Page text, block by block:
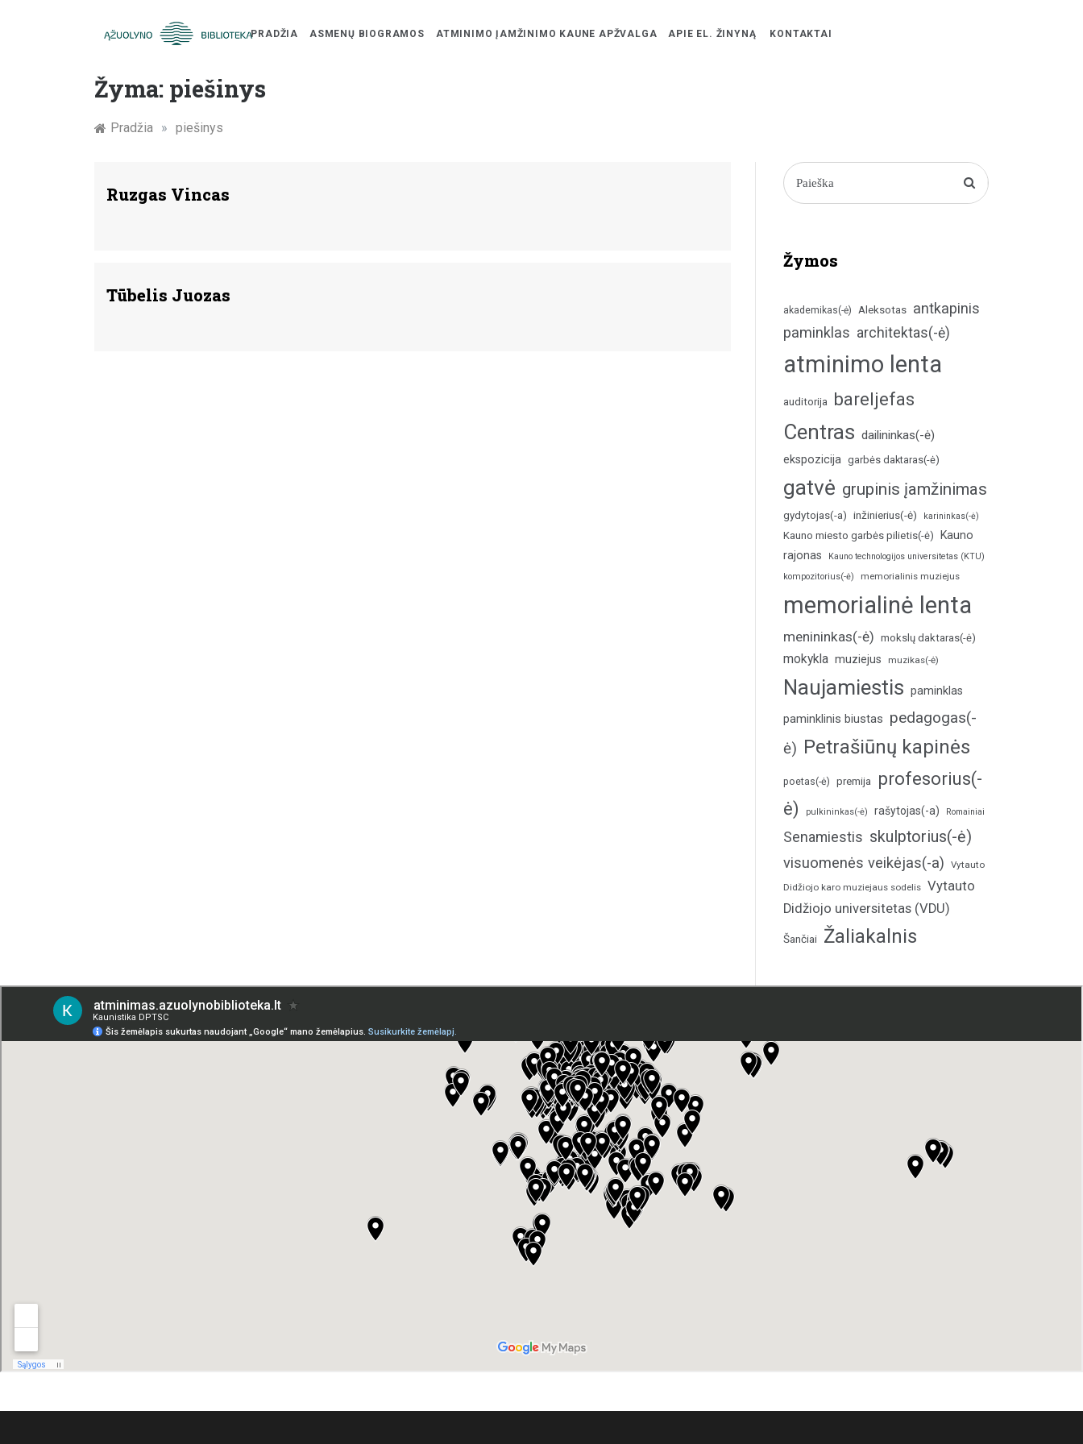
Žymūs
Kauno
atminimo
PRADŽIA ASMENŲ BIOGRAMOS ATMINIMO ĮAMŽINIMO KAUNE APŽVALGA APIE EL. ŽINYNĄ KONTAKTAI
Žyma: piešinys
Pradžia » piešinys
Ruzgas Vincas
Tūbelis Juozas
Žymos
akademikas(-ė) Aleksotas antkapinis
paminklas architektas(-ė)
atminimo lenta
auditorija bareljefas
Centras dailininkas(-ė)
ekspozicija garbės daktaras(-ė)
gatvė grupinis įamžinimas
gydytojas(-a) inžinierius(-ė) karininkas(-ė)
Kauno miesto garbės pilietis(-ė)
Kauno
rajonas
Kauno technologijos universitetas (KTU)
kompozitorius(-ė)
memorialinis muziejus
memorialinė lenta
menininkas(-ė) mokslų daktaras(-ė)
mokykla muziejus muzikas(-ė)
Naujamiestis paminklas
paminklinis biustas pedagogas(-
ė) Petrašiūnų kapinės
poetas(-ė) premija
profesorius(-
ė)
pulkininkas(-ė) rašytojas(-a) Romainiai
Senamiestis skulptorius(-ė)
visuomenės veikėjas(-a)
Vytauto
Didžiojo karo muziejaus sodelis Vytauto
Didžiojo universitetas (VDU)
Šančiai Žaliakalnis